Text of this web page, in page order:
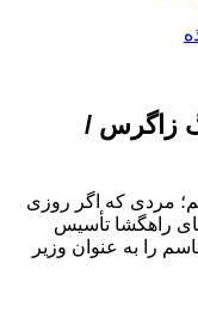
زاگرس /
مردی که اگر روزی
راهگشا تأسیس
را به عنوان وزیر